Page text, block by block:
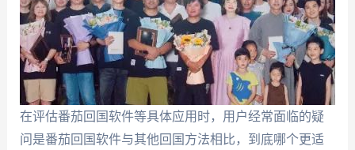
在评估番茄回国软件等具体应用时，用户经常面临的疑
问是番茄回国软件与其他回国方法相比，到底哪个更适